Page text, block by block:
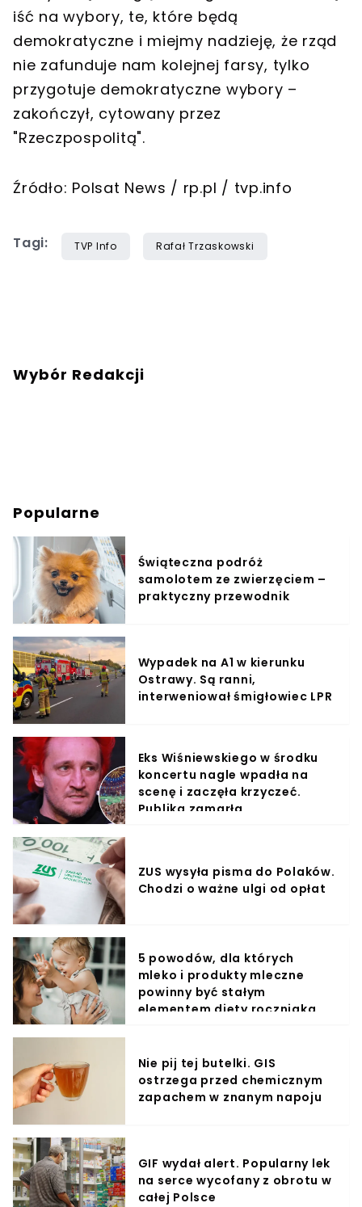
iść na wybory, te, które będą
demokratyczne i miejmy nadzieję, że rząd
nie zafunduje nam kolejnej farsy, tylko
przygotuje demokratyczne wybory –
zakończył, cytowany przez
"Rzeczpospolitą".
Źródło: Polsat News / rp.pl / tvp.info
Tagi: TVP Info Rafał Trzaskowski
Wybór Redakcji
Popularne
Świąteczna podróż
samolotem ze zwierzęciem –
praktyczny przewodnik
Wypadek na A1 w kierunku
Ostrawy. Są ranni,
interweniował śmigłowiec LPR
Eks Wiśniewskiego w środku
koncertu nagle wpadła na
scenę i zaczęła krzyczeć.
Publika zamarła
ZUS wysyła pisma do Polaków.
Chodzi o ważne ulgi od opłat
5 powodów, dla których
mleko i produkty mleczne
powinny być stałym
elementem diety roczniaka
Nie pij tej butelki. GIS
ostrzega przed chemicznym
zapachem w znanym napoju
GIF wydał alert. Popularny lek
na serce wycofany z obrotu w
całej Polsce